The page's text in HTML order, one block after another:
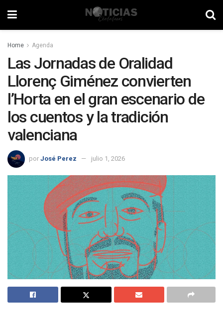
Home Agenda
Las Jornadas de Oralidad
Llorenç Giménez convierten
l’Horta en el gran escenario de
los cuentos y la tradición
valenciana
por José Perez julio 1, 2026